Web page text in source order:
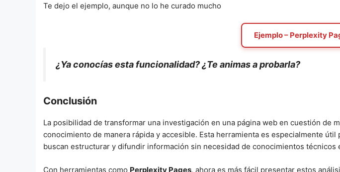
Te dejo el ejemplo, aunque no lo he curado mucho
Ejemplo – Perplexity
¿Ya conocías esta funcionalidad? ¿Te animas a probarla?
Conclusión
La posibilidad de transformar una investigación en una página web en cuestión de
conocimiento de manera rápida y accesible. Esta herramienta es especialmente
buscan estructurar y difundir información sin necesidad de conocimientos técnicos
Con herramientas como Perplexity Pages, ahora es más fácil presentar estos